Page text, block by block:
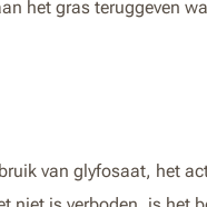
het gras teruggeven
van glyfosaat, het